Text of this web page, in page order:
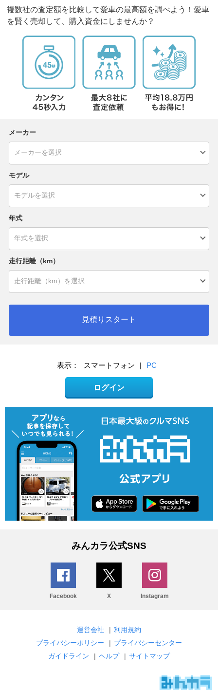
複数社の査定額を比較して愛車の最高額を調べよう！愛車
を賢く売却して、購入資金にしませんか？
メーカー
モデル
年式
走行距離（km）
見積りスタート
表示： スマートフォン | PC
ログイン
みんカラ公式SNS
Facebook X Instagram
運営会社 | 利用規約
プライバシーポリシー
| プライバシーセンター
ガイドライン
| ヘルプ | サイトマップ